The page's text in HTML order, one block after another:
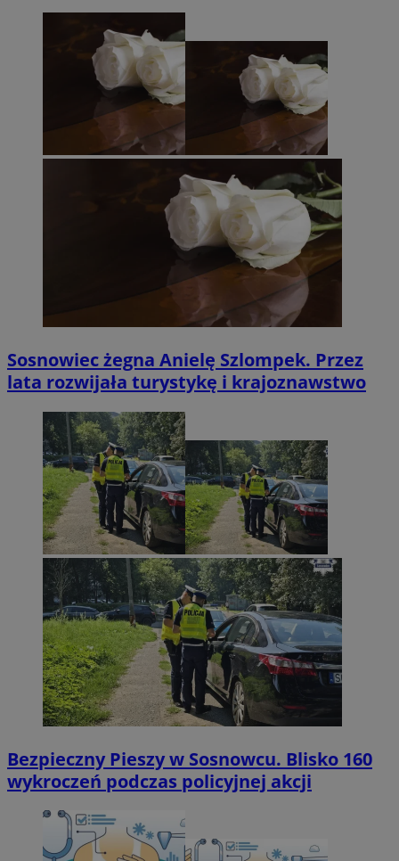
Sosnowiec żegna Anielę Szlompek. Przez
lata rozwijała turystykę i krajoznawstwo
Bezpieczny Pieszy w Sosnowcu. Blisko 160
wykroczeń podczas policyjnej akcji